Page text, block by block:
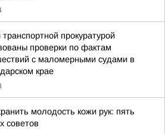
прокуратурой
проверки по фактам
с маломерными судами в
крае
молодость кожи рук: пять
советов